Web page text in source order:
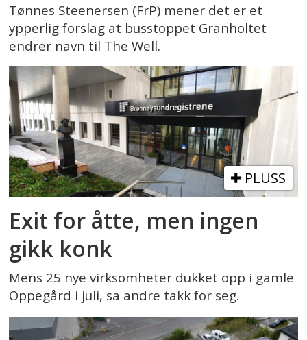
Tønnes Steenersen (FrP) mener det er et
ypperlig forslag at busstoppet Granholtet
endrer navn til The Well.
PLUSS
Exit for åtte, men ingen
gikk konk
Mens 25 nye virksomheter dukket opp i gamle
Oppegård i juli, sa andre takk for seg.